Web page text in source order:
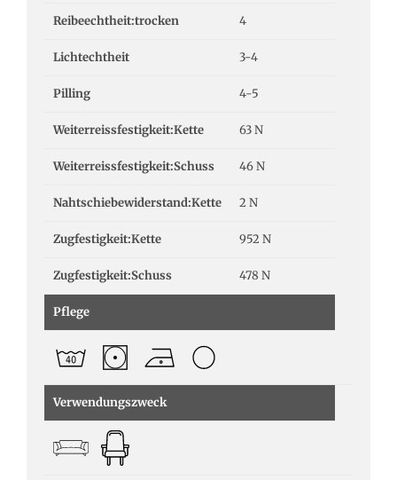
Reibeechtheit:trocken 4
Lichtechtheit 3-4
Pilling 4-5
Weiterreissfestigkeit:Kette 63 N
Weiterreissfestigkeit:Schuss 46 N
Nahtschiebewiderstand:Kette 2 N
Zugfestigkeit:Kette 952 N
Zugfestigkeit:Schuss 478 N
Pflege
Verwendungszweck